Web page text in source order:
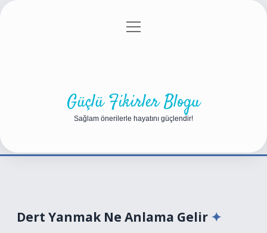
Gizlilik Politikası
menüyü
Güçlü Fikirler Blogu
Sağlam önerilerle hayatını güçlendir!
Dert Yanmak Ne Anlama Gelir